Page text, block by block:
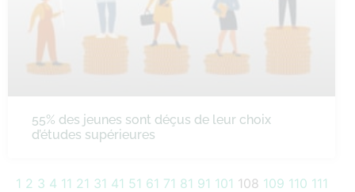
55% des jeunes sont déçus de leur choix
d’études supérieures
1 2 3 4 11 21 31 41 51 61 71 81 91 101 108 109 110 111